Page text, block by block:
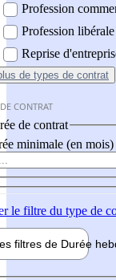
Profession
Profession libérale
Reprise
de types de contrat
CONTRAT
de contrat
minimale (en mois)
le filtre du type de
filtres de Durée